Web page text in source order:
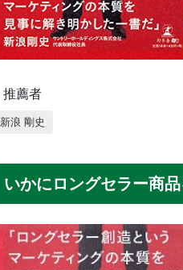
推薦者
新浪 剛史
いかにロングセラー商